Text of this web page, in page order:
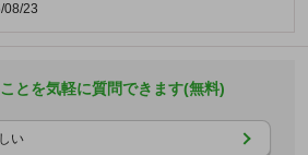
08/23
とを気軽に質問できます(無料)
い